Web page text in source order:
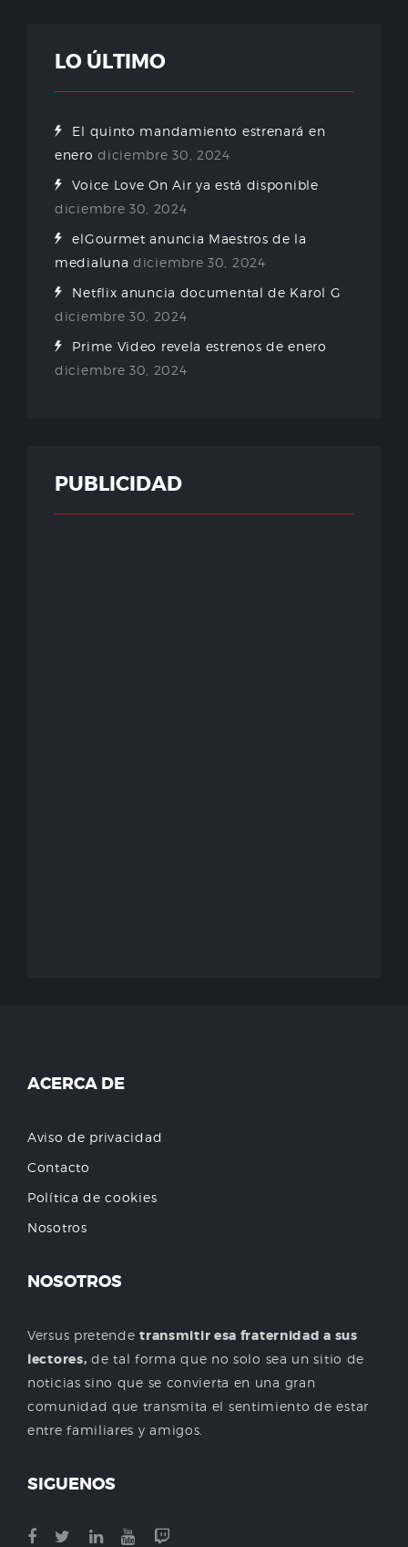
LO ÚLTIMO
El quinto mandamiento estrenará en
enero diciembre 30, 2024
Voice Love On Air ya está disponible
diciembre 30, 2024
elGourmet anuncia Maestros de la
medialuna diciembre 30, 2024
Netflix anuncia documental de Karol G
diciembre 30, 2024
Prime Video revela estrenos de enero
diciembre 30, 2024
PUBLICIDAD
ACERCA DE
Aviso de privacidad
Contacto
Política de cookies
Nosotros
NOSOTROS
Versus pretendetransmitir esa fraternidad a sus
lectores, de tal forma que no solo sea un sitio de
noticias sino que se convierta en una gran
comunidad que transmita el sentimiento de estar
entre familiares y amigos.
SIGUENOS